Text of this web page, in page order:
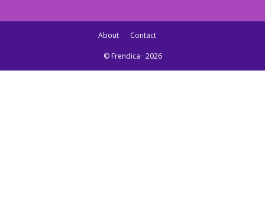
About Contact
© Frendica · 2026